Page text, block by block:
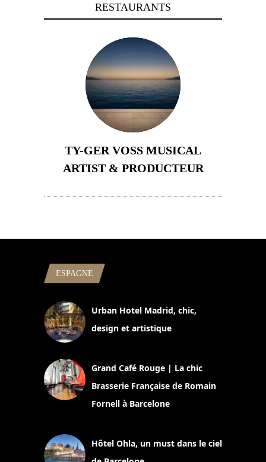
RESTAURANTS
TY-GER VOSS MUSICAL
ARTIST & PRODUCTEUR
ESPAGNE
Urban Hotel Madrid, chic,
design et artistique
Grand Café Rouge | La chic
Brasserie Française de Romain
Fornell à Barcelone
Hôtel Ohla, un must dans le ciel